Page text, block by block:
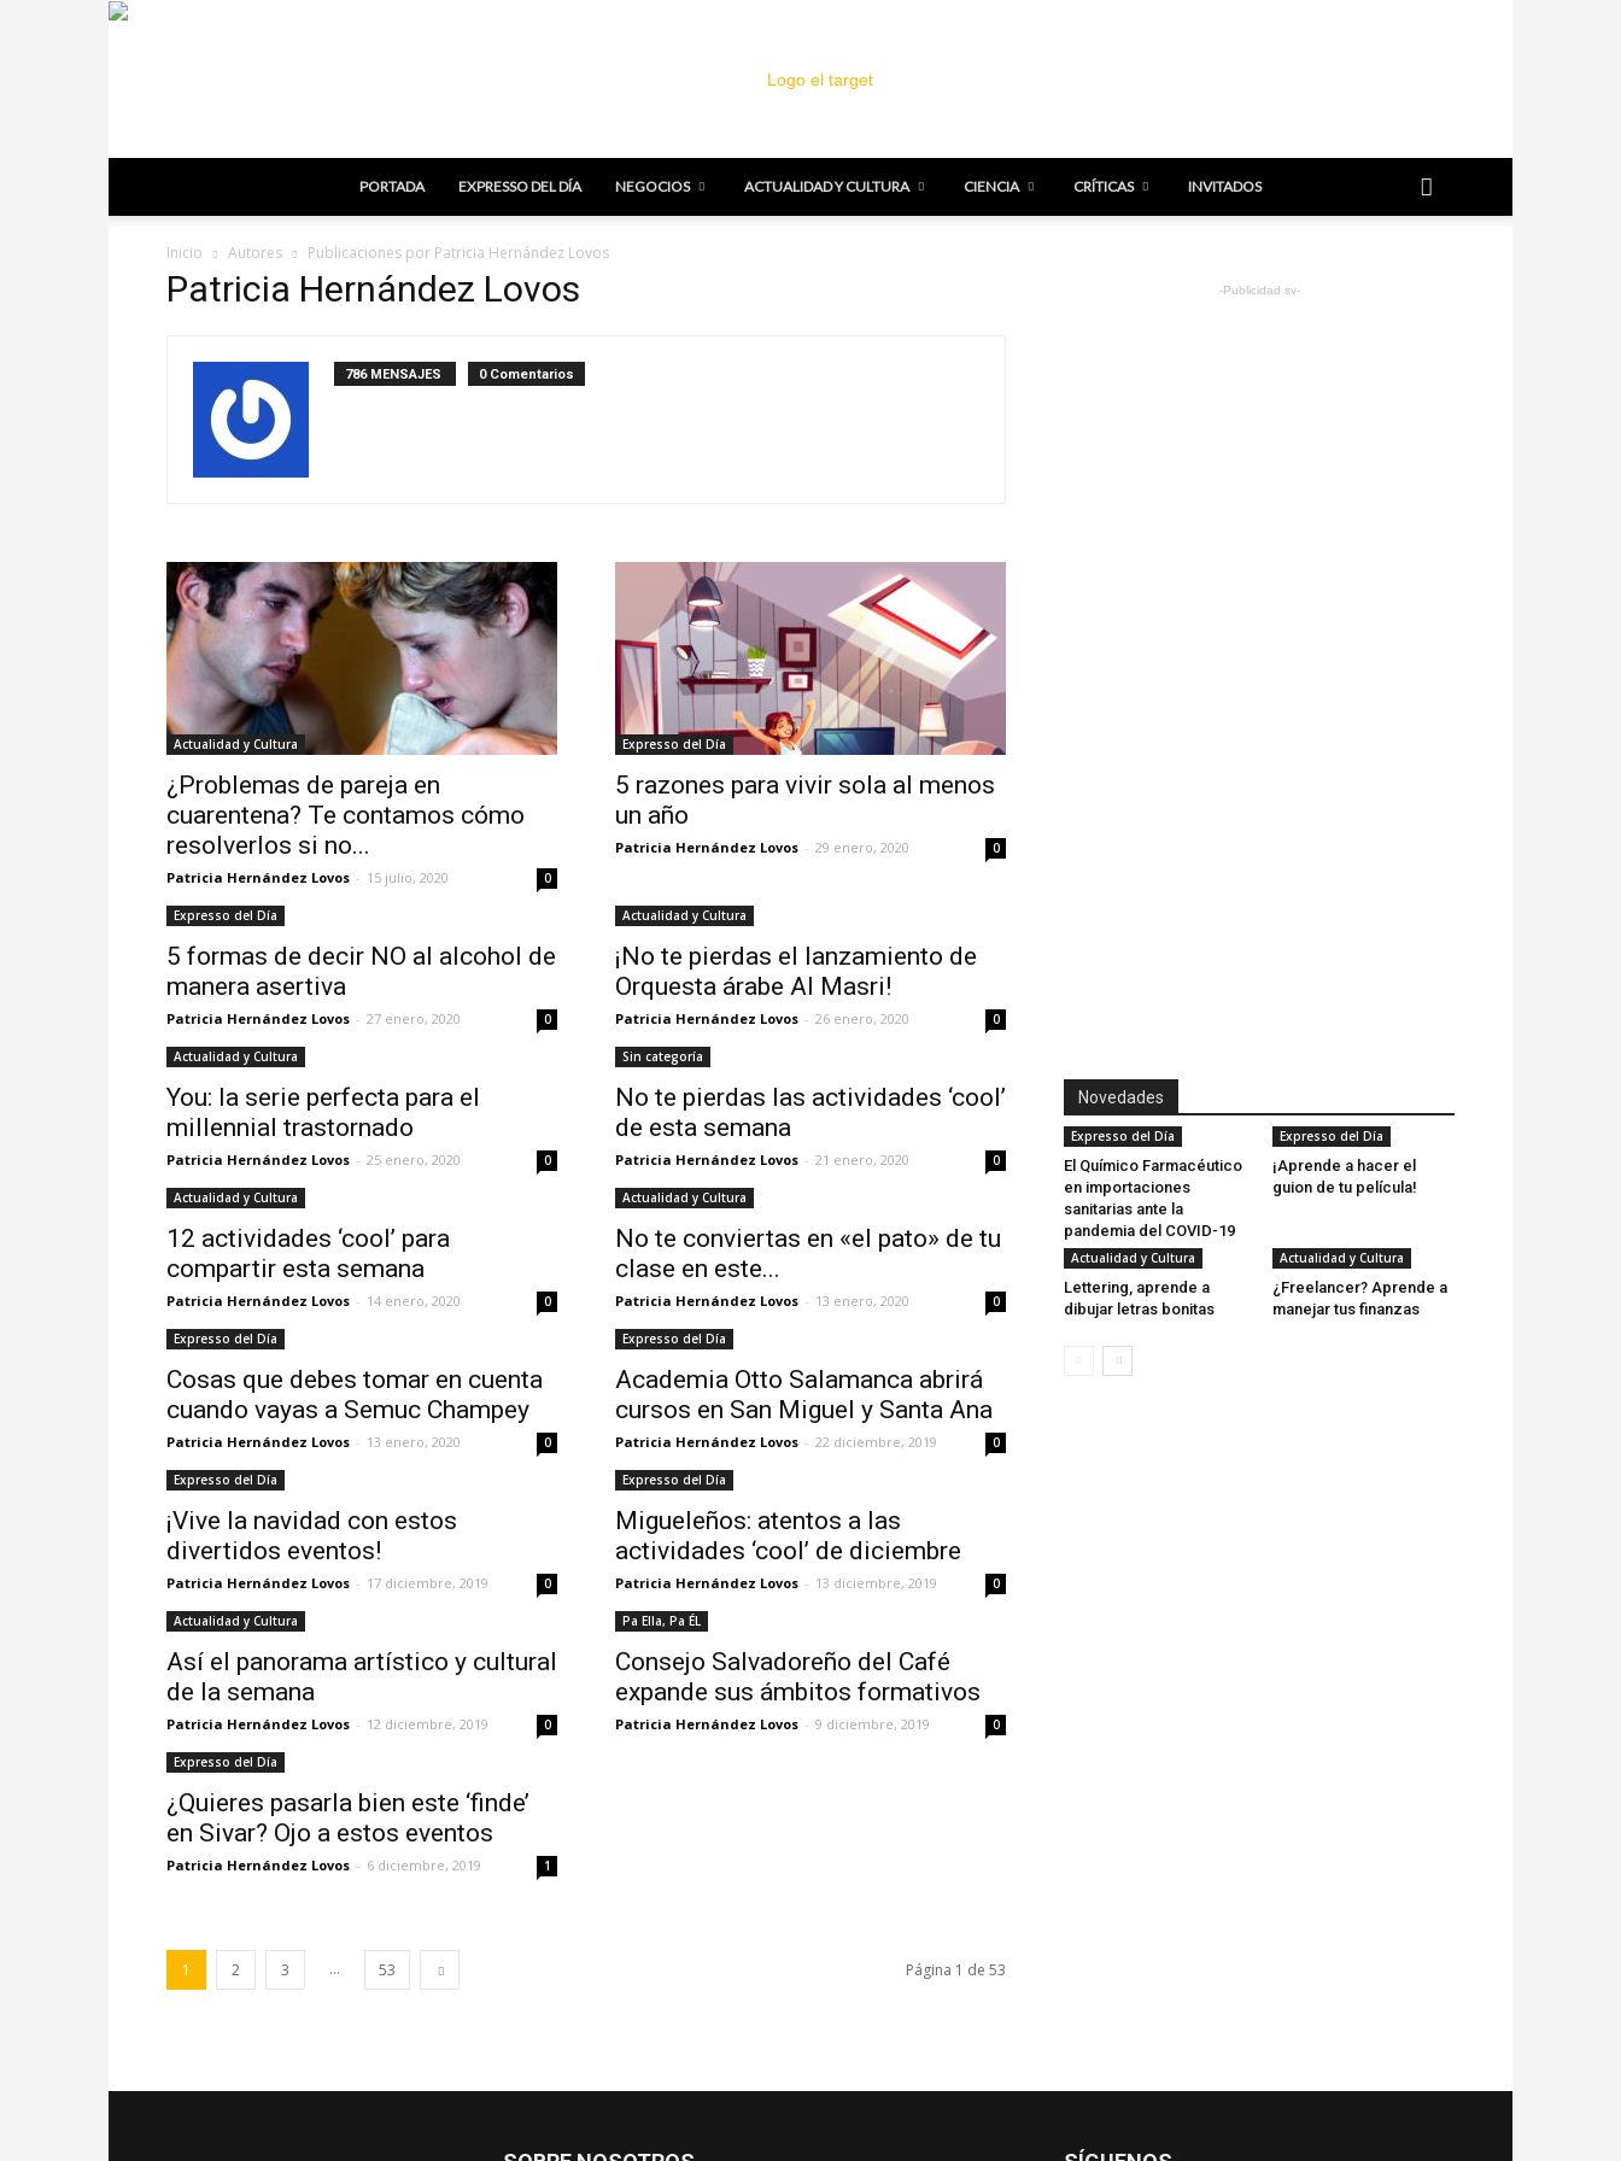
PORTADA EXPRESSO DEL DÍA NEGOCIOS ACTUALIDAD Y CULTURA CIENCIA CRÍTICAS INVITADOS
Inicio Autores Publicaciones por Patricia Hernández Lovos
Patricia Hernández Lovos
786 MENSAJES 0 Comentarios
Actualidad y Cultura
¿Problemas de pareja en
cuarentena? Te contamos cómo
resolverlos si no...
Patricia Hernández Lovos - 15 julio, 2020 0
Expresso del Día
5 razones para vivir sola al menos
un año
Patricia Hernández Lovos - 29 enero, 2020 0
Expresso del Día
5 formas de decir NO al alcohol de
manera asertiva
Patricia Hernández Lovos - 27 enero, 2020 0
Actualidad y Cultura
¡No te pierdas el lanzamiento de
Orquesta árabe Al Masri!
Patricia Hernández Lovos - 26 enero, 2020 0
Actualidad y Cultura
You: la serie perfecta para el
millennial trastornado
Patricia Hernández Lovos - 25 enero, 2020 0
Sin categoría
No te pierdas las actividades ‘cool’
de esta semana
Patricia Hernández Lovos - 21 enero, 2020 0
Actualidad y Cultura
12 actividades ‘cool’ para
compartir esta semana
Patricia Hernández Lovos - 14 enero, 2020 0
Actualidad y Cultura
No te conviertas en «el pato» de tu
clase en este...
Patricia Hernández Lovos - 13 enero, 2020 0
Expresso del Día
Cosas que debes tomar en cuenta
cuando vayas a Semuc Champey
Patricia Hernández Lovos - 13 enero, 2020 0
Expresso del Día
Academia Otto Salamanca abrirá
cursos en San Miguel y Santa Ana
Patricia Hernández Lovos - 22 diciembre, 2019 0
Expresso del Día
¡Vive la navidad con estos
divertidos eventos!
Patricia Hernández Lovos - 17 diciembre, 2019 0
Expresso del Día
Migueleños: atentos a las
actividades ‘cool’ de diciembre
Patricia Hernández Lovos - 13 diciembre, 2019 0
Actualidad y Cultura
Así el panorama artístico y cultural
de la semana
Patricia Hernández Lovos - 12 diciembre, 2019 0
Pa Ella, Pa ÉL
Consejo Salvadoreño del Café
expande sus ámbitos formativos
Patricia Hernández Lovos - 9 diciembre, 2019 0
Expresso del Día
¿Quieres pasarla bien este ‘finde’
en Sivar? Ojo a estos eventos
Patricia Hernández Lovos - 6 diciembre, 2019 1
1 2 3 ... 53 Página 1 de 53
-Publicidad sv-
Novedades
Expresso del Día
El Químico Farmacéutico
en importaciones
sanitarias ante la
pandemia del COVID-19
Expresso del Día
¡Aprende a hacer el
guion de tu película!
Actualidad y Cultura
Lettering, aprende a
dibujar letras bonitas
Actualidad y Cultura
¿Freelancer? Aprende a
manejar tus finanzas